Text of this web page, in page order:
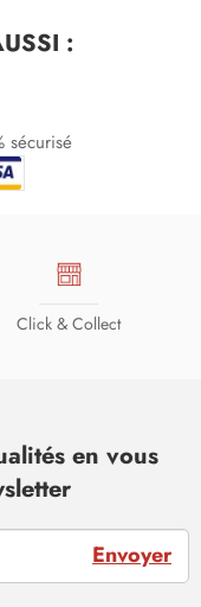
:
sécurisé
Click & Collect
en vous
Envoyer